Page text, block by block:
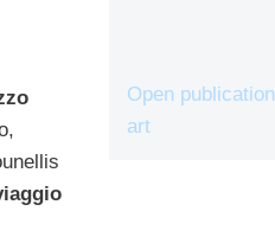
Open publication
art